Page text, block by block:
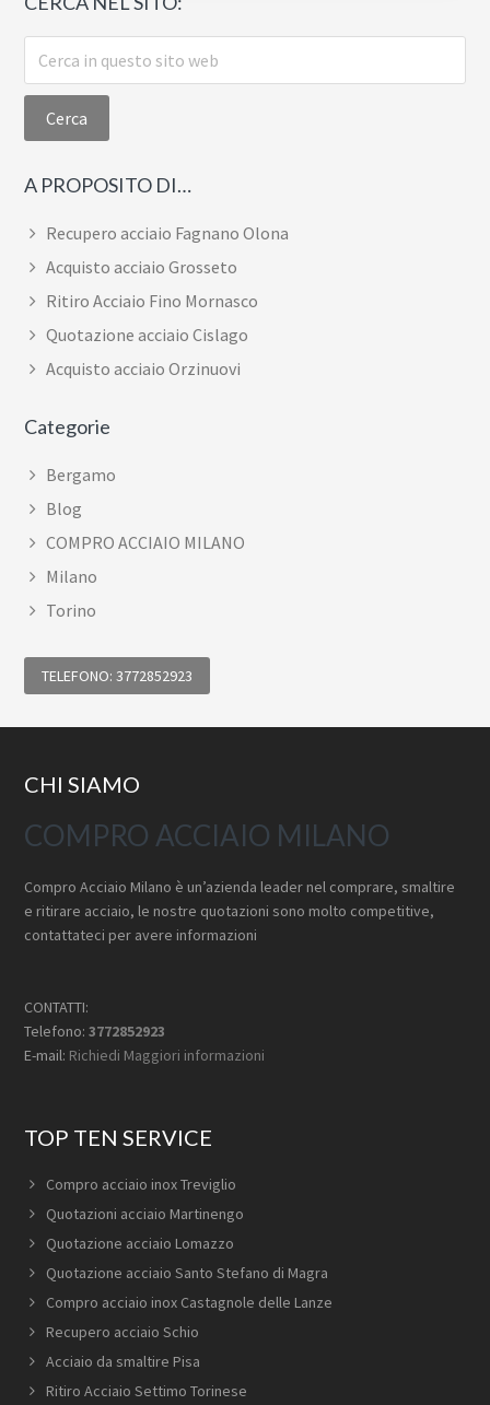
Cerca
in
sito
A PROPOSITO DI…
Recupero acciaio Fagnano Olona
Acquisto acciaio Grosseto
Ritiro Acciaio Fino Mornasco
Quotazione acciaio Cislago
Acquisto acciaio Orzinuovi
Categorie
Bergamo
Blog
COMPRO ACCIAIO MILANO
Milano
Torino
TELEFONO: 3772852923
Footer
CHI SIAMO
COMPRO ACCIAIO MILANO
Compro Acciaio Milano è un’azienda leader nel comprare, smaltire
e ritirare acciaio, le nostre quotazioni sono molto competitive,
contattateci per avere informazioni
CONTATTI:
Telefono:3772852923
E-mail: Richiedi Maggiori informazioni
TOP TEN SERVICE
Compro acciaio inox Treviglio
Quotazioni acciaio Martinengo
Quotazione acciaio Lomazzo
Quotazione acciaio Santo Stefano di Magra
Compro acciaio inox Castagnole delle Lanze
Recupero acciaio Schio
Acciaio da smaltire Pisa
Ritiro Acciaio Settimo Torinese